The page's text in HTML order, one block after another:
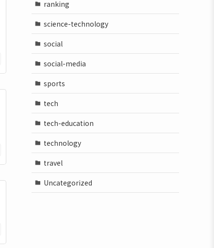
ranking
science-technology
social
social-media
sports
tech
tech-education
technology
travel
Uncategorized